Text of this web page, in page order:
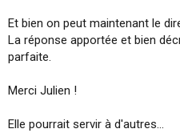
Et bien on peut maintenant le
La réponse apportée et bien
parfaite.
Merci Julien !
Elle pourrait servir à d'autres...